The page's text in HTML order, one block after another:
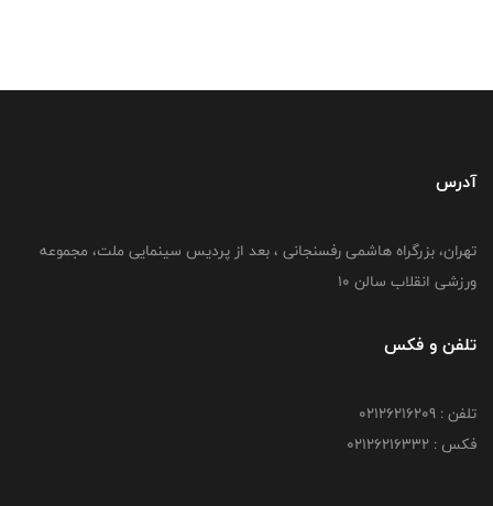
آدرس
تهران، بزرگراه هاشمی رفسنجانی ، بعد از پردیس سینمایی ملت، مجموعه
ورزشی انقلاب سالن 10
تلفن و فکس
تلفن : 02126216209
فکس : 02126216332